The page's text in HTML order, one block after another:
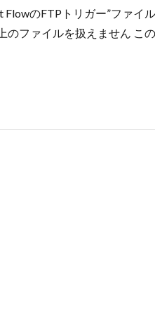
のFTPトリガー”ファイ
のファイルを扱えません こ